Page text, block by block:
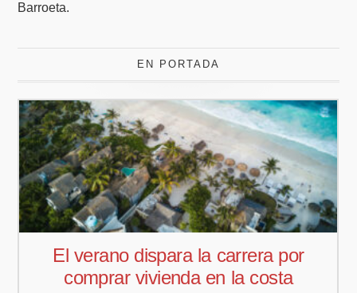
Barroeta.
EN PORTADA
Pedro Aguiar nuevo
comercial para Offcoustic